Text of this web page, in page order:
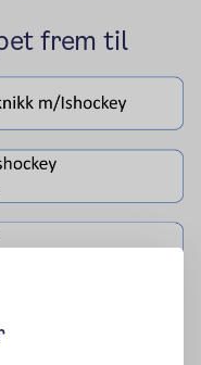
frem til